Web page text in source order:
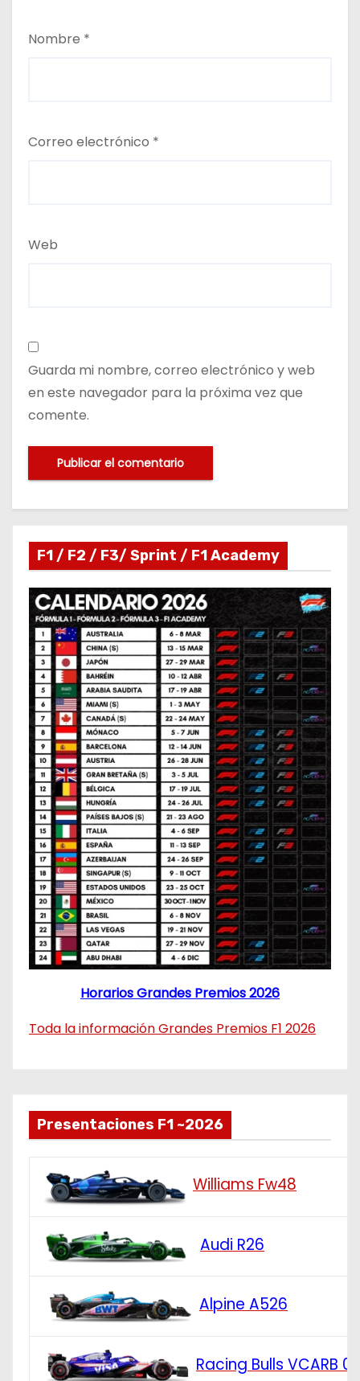
Nombre *
Correo electrónico *
Web
Guarda mi nombre, correo electrónico y web
en este navegador para la próxima vez que
comente.
F1 / F2 / F3/ Sprint / F1 Academy
Horarios Grandes Premios 2026
Toda la información Grandes Premios F1 2026
Presentaciones F1 ~2026
Williams Fw48
Audi R26
Alpine A526
Racing Bulls VCARB 03